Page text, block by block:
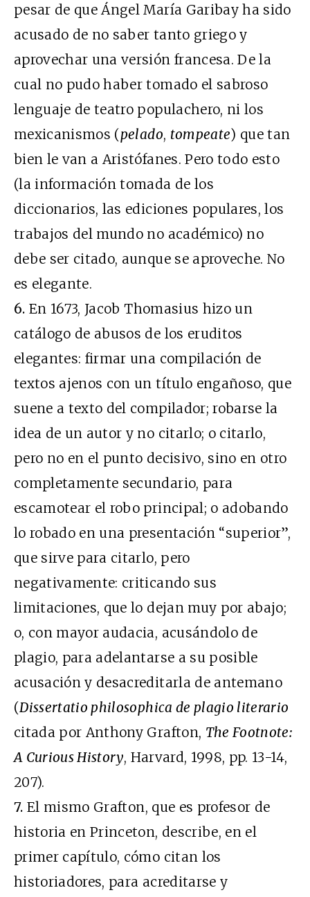
pesar de que Ángel María Garibay ha sido
acusado de no saber tanto griego y
aprovechar una versión francesa. De la
cual no pudo haber tomado el sabroso
lenguaje de teatro populachero, ni los
mexicanismos (pelado, tompeate) que tan
bien le van a Aristófanes. Pero todo esto
(la información tomada de los
diccionarios, las ediciones populares, los
trabajos del mundo no académico) no
debe ser citado, aunque se aproveche. No
es elegante.
6. En 1673, Jacob Thomasius hizo un
catálogo de abusos de los eruditos
elegantes: firmar una compilación de
textos ajenos con un título engañoso, que
suene a texto del compilador; robarse la
idea de un autor y no citarlo; o citarlo,
pero no en el punto decisivo, sino en otro
completamente secundario, para
escamotear el robo principal; o adobando
lo robado en una presentación “superior”,
que sirve para citarlo, pero
negativamente: criticando sus
limitaciones, que lo dejan muy por abajo;
o, con mayor audacia, acusándolo de
plagio, para adelantarse a su posible
acusación y desacreditarla de antemano
(Dissertatio philosophica de plagio literario
citada por Anthony Grafton, The Footnote:
A Curious History, Harvard, 1998, pp. 13-14,
207).
7. El mismo Grafton, que es profesor de
historia en Princeton, describe, en el
primer capítulo, cómo citan los
historiadores, para acreditarse y